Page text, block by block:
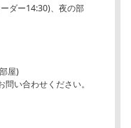
ダー14:30)、夜の部
屋)
い合わせください。